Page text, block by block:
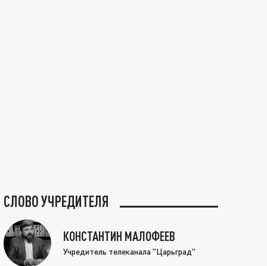
СЛОВО УЧРЕДИТЕЛЯ
КОНСТАНТИН МАЛОФЕЕВ
Учредитель телеканала "Царьград"